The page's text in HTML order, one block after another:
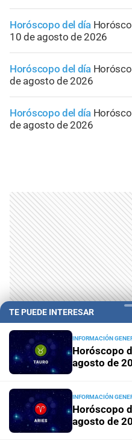
Horóscopo del día
10 de agosto de 2026
Horóscopo del día
de agosto de 2026
Horóscopo del día
de agosto de 2026
TE PUEDE INTERESAR
INFORMACIÓN
Horóscopo
agosto de
INFORMACIÓN
Horóscopo
agosto de